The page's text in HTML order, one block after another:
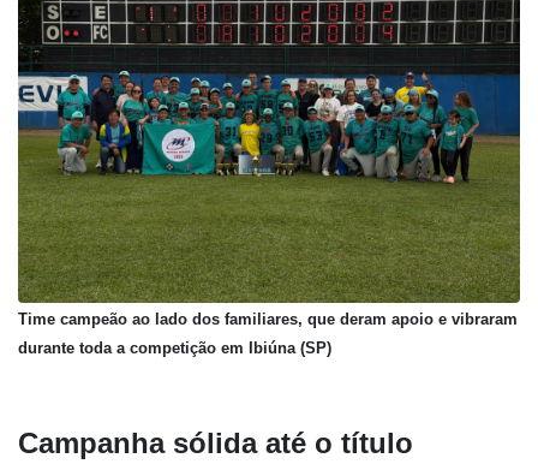
Time campeão ao lado dos familiares, que deram apoio e vibraram
durante toda a competição em Ibiúna (SP)
Campanha sólida até o título